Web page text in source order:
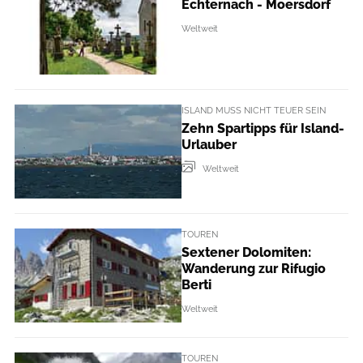
Echternach - Moersdorf
Weltweit
ISLAND MUSS NICHT TEUER SEIN
Zehn Spartipps für Island-
Urlauber
Weltweit
TOUREN
Sextener Dolomiten:
Wanderung zur Rifugio
Berti
Weltweit
TOUREN